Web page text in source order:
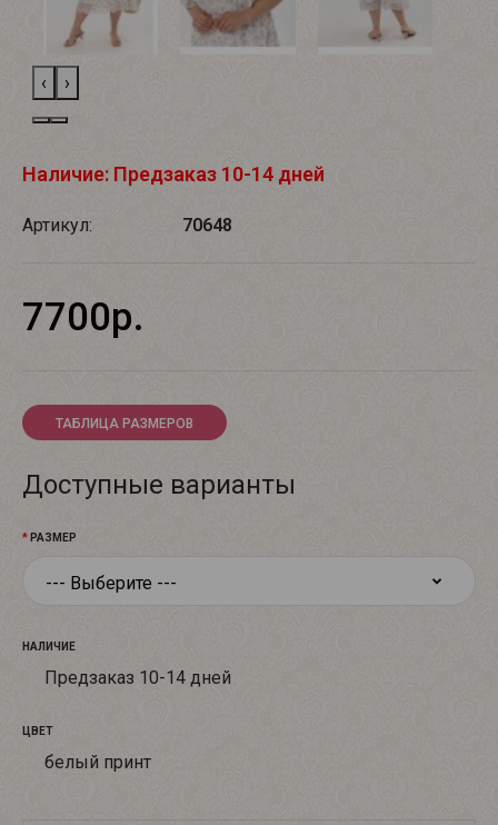
‹ ›
Наличие: Предзаказ 10-14 дней
Артикул: 70648
7700р.
ТАБЛИЦА РАЗМЕРОВ
Доступные варианты
РАЗМЕР
НАЛИЧИЕ
Предзаказ 10-14 дней
ЦВЕТ
белый принт